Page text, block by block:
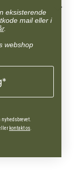
eksisterende
mail eller i
.
webshop
kontakt os